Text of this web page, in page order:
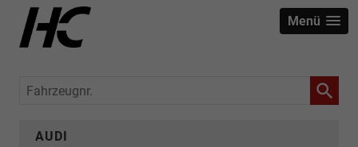
Menü
Fahrzeugnr.
AUDI